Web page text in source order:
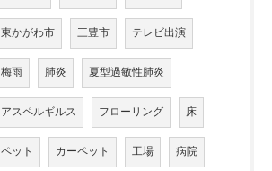
東かがわ市 三豊市 テレビ出演
梅雨 肺炎 夏型過敏性肺炎
アスペルギルス フローリング 床
ペット カーペット 工場 病院